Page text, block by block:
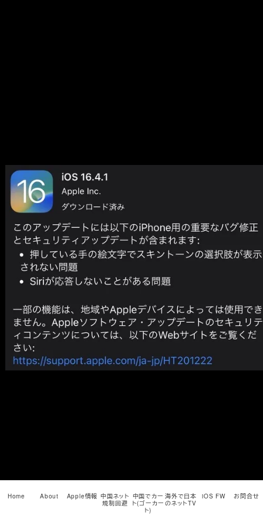
メ
ン
コ
ン
テ
ン
Home About Apple情報 中国ネット
規制回避
中国でカー
ト(ゴーカー
ト)
海外で日本
のネットTV
iOS FW お問合せ